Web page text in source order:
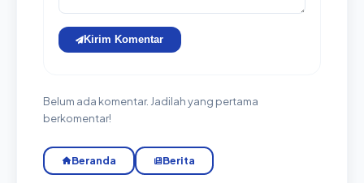
Kirim Komentar
Belum ada komentar. Jadilah yang pertama
berkomentar!
Beranda Berita